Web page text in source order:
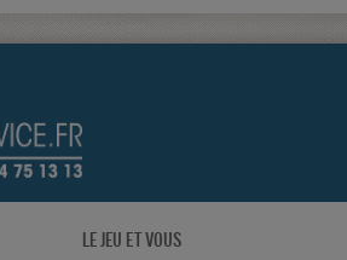
LE JEU ET VOUS